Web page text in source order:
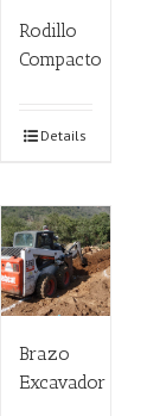
Rodillo
Compacto
Details
Brazo
Excavador